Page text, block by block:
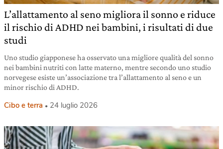
L’allattamento al seno migliora il sonno e riduce
il rischio di ADHD nei bambini, i risultati di due
studi
Uno studio giapponese ha osservato una migliore qualità del sonno
nei bambini nutriti con latte materno, mentre secondo uno studio
norvegese esiste un’associazione tra l’allattamento al seno e un
minor rischio di ADHD.
Cibo e terra 24 luglio 2026